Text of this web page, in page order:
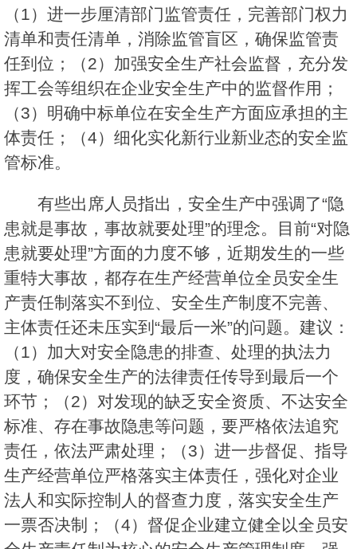
（1）进一步厘清部门监管责任，完善部门权力
清单和责任清单，消除监管盲区，确保监管责
任到位；（2）加强安全生产社会监督，充分发
挥工会等组织在企业安全生产中的监督作用；
（3）明确中标单位在安全生产方面应承担的主
体责任；（4）细化实化新行业新业态的安全监
管标准。
有些出席人员指出，安全生产中强调了“隐
患就是事故，事故就要处理”的理念。目前“对隐
患就要处理”方面的力度不够，近期发生的一些
重特大事故，都存在生产经营单位全员安全生
产责任制落实不到位、安全生产制度不完善、
主体责任还未压实到“最后一米”的问题。建议：
（1）加大对安全隐患的排查、处理的执法力
度，确保安全生产的法律责任传导到最后一个
环节；（2）对发现的缺乏安全资质、不达安全
标准、存在事故隐患等问题，要严格依法追究
责任，依法严肃处理；（3）进一步督促、指导
生产经营单位严格落实主体责任，强化对企业
法人和实际控制人的督查力度，落实安全生产
一票否决制；（4）督促企业建立健全以全员安